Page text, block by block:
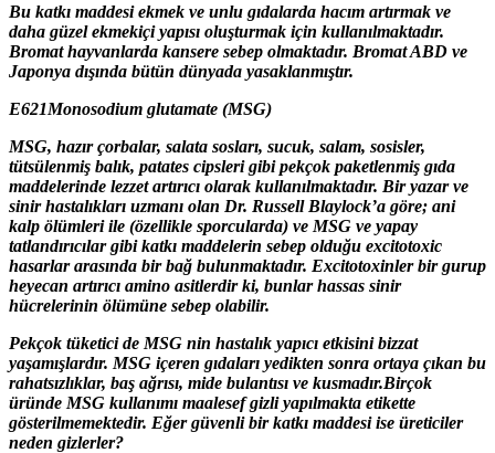
Bu katkı maddesi ekmek ve unlu gıdalarda hacım artırmak ve
daha güzel ekmekiçi yapısı oluşturmak için kullanılmaktadır.
Bromat hayvanlarda kansere sebep olmaktadır. Bromat ABD ve
Japonya dışında bütün dünyada yasaklanmıştır.
E621Monosodium glutamate (MSG)
MSG, hazır çorbalar, salata sosları, sucuk, salam, sosisler,
tütsülenmiş balık, patates cipsleri gibi pekçok paketlenmiş gıda
maddelerinde lezzet artırıcı olarak kullanılmaktadır. Bir yazar ve
sinir hastalıkları uzmanı olan Dr. Russell Blaylock’a göre; ani
kalp ölümleri ile (özellikle sporcularda) ve MSG ve yapay
tatlandırıcılar gibi katkı maddelerin sebep olduğu excitotoxic
hasarlar arasında bir bağ bulunmaktadır. Excitotoxinler bir gurup
heyecan artırıcı amino asitlerdir ki, bunlar hassas sinir
hücrelerinin ölümüne sebep olabilir.
Pekçok tüketici de MSG nin hastalık yapıcı etkisini bizzat
yaşamışlardır. MSG içeren gıdaları yedikten sonra ortaya çıkan bu
rahatsızlıklar, baş ağrısı, mide bulantısı ve kusmadır.Birçok
üründe MSG kullanımı maalesef gizli yapılmakta etikette
gösterilmemektedir. Eğer güvenli bir katkı maddesi ise üreticiler
neden gizlerler?